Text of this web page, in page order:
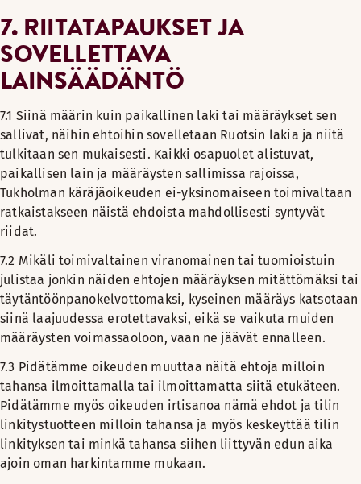
7. RIITATAPAUKSET JA
SOVELLETTAVA
LAINSÄÄDÄNTÖ
7.1 Siinä määrin kuin paikallinen laki tai määräykset sen
sallivat, näihin ehtoihin sovelletaan Ruotsin lakia ja niitä
tulkitaan sen mukaisesti. Kaikki osapuolet alistuvat,
paikallisen lain ja määräysten sallimissa rajoissa,
Tukholman käräjäoikeuden ei-yksinomaiseen toimivaltaan
ratkaistakseen näistä ehdoista mahdollisesti syntyvät
riidat.
7.2 Mikäli toimivaltainen viranomainen tai tuomioistuin
julistaa jonkin näiden ehtojen määräyksen mitättömäksi tai
täytäntöönpanokelvottomaksi, kyseinen määräys katsotaan
siinä laajuudessa erotettavaksi, eikä se vaikuta muiden
määräysten voimassaoloon, vaan ne jäävät ennalleen.
7.3 Pidätämme oikeuden muuttaa näitä ehtoja milloin
tahansa ilmoittamalla tai ilmoittamatta siitä etukäteen.
Pidätämme myös oikeuden irtisanoa nämä ehdot ja tilin
linkitystuotteen milloin tahansa ja myös keskeyttää tilin
linkityksen tai minkä tahansa siihen liittyvän edun aika
ajoin oman harkintamme mukaan.